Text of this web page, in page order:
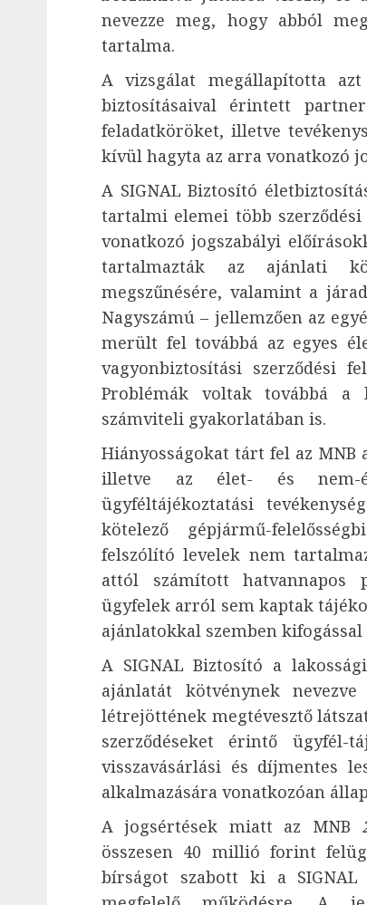
nevezze meg, hogy abból
tartalma.
A vizsgálat megállapította
biztosításaival érintett
feladatköröket, illetve
kívül hagyta az arra vonatkozó
A SIGNAL Biztosító
tartalmi elemei több
vonatkozó jogszabályi
tartalmazták az ajánlati
megszűnésére, valamint a
Nagyszámú – jellemzően az
merült fel továbbá az egyes
vagyonbiztosítási szerződési
Problémák voltak továbbá a
számviteli gyakorlatában is.
Hiányosságokat tárt fel az MNB
illetve az élet- és nem-
ügyféltájékoztatási
kötelező gépjármű-
felszólító levelek nem
attól számított hatvannapos
ügyfelek arról sem kaptak
ajánlatokkal szemben
A SIGNAL Biztosító a
ajánlatát kötvénynek
létrejöttének megtévesztő
szerződéseket érintő ügyfél-
visszavásárlási és díjmentes
alkalmazására vonatkozóan
A jogsértések miatt az MNB
összesen 40 millió forint
bírságot szabott ki a